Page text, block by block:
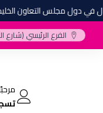
دول مجلس التعاون
الفرع الرئيسي